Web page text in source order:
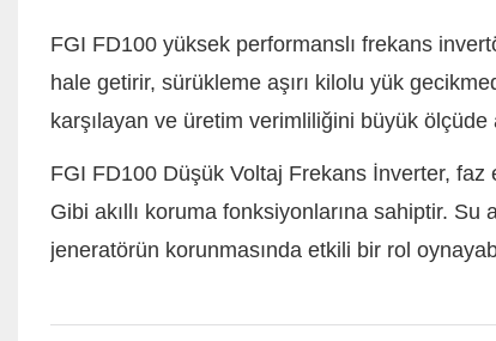
FGI FD100 yüksek performanslı frekans
hale getirir, sürükleme aşırı kilolu yük
karşılayan ve üretim verimliliğini büyük
FGI FD100 Düşük Voltaj Frekans İnverter, faz
Gibi akıllı koruma fonksiyonlarına sahiptir.
jeneratörün korunmasında etkili bir rol